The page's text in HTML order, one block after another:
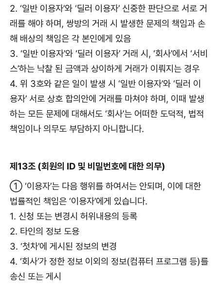
2. ‘일반 이용자’와 ‘딜러 이용자’ 신중한 판단으로 서로 거
래를 해야 하며, 쌍방의 거래 시 발생한 문제의 책임과 손
해 배상의 책임은 각 본인에게 있음
3. ‘일반 이용자’와 ‘딜러 이용자’ 거래 시, ‘회사’에서 ‘서비
스’하는 낙찰 된 금액과 상이하게 거래가 이뤄지는 경우
4. 위 3호와 같은 일이 발생 시 ‘일반 이용자’와 ‘딜러 이
용자’ 서로 상호 합의안에 거래를 마쳐야 하며, 이때 발생
하는 모든 문제에 대해서도 ‘회사’는 어떠한 도덕적, 법적
책임이나 의무도 부담하지 아니합니다.
제13조 (회원의 ID 및 비밀번호에 대한 의무)
① ‘이용자’는 다음 행위를 하여서는 안되며, 이에 대한
법률적인 책임은 ‘이용자’에게 있습니다.
1. 신청 또는 변경시 허위내용의 등록
2. 타인의 정보 도용
3. ‘첫차’에 게시된 정보의 변경
4. ‘회사’가 정한 정보 이외의 정보(컴퓨터 프로그램 등)를
송신 또는 게시